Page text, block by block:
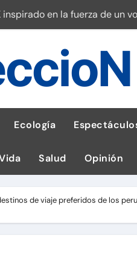
en la fuerza de un
impulsa la salud materna
por ignorar distancias de
al Perú en Toulouse
en cáncer a nivel nacional
¡Descarga la app de
Ecología
Salud Opinión
de viaje preferidos de los